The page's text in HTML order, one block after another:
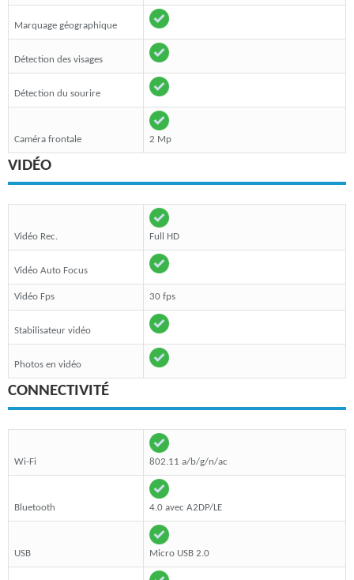
Marquage géographique
Détection des visages
Détection du sourire
Caméra frontale 2 Mp
VIDÉO
Vidéo Rec. Full HD
Vidéo Auto Focus
Vidéo Fps 30 fps
Stabilisateur vidéo
Photos en vidéo
CONNECTIVITÉ
Wi-Fi 802.11 a/b/g/n/ac
Bluetooth 4.0 avec A2DP/LE
USB Micro USB 2.0